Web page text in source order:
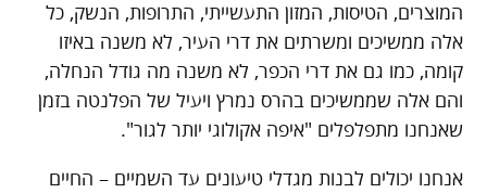
המוצרים, הטיסות, המזון התעשייתי, התרופות, הנשק, כל
אלה ממשיכים ומשרתים את דרי העיר, לא משנה באיזו
קומה, כמו גם את דרי הכפר, לא משנה מה גודל הנחלה,
והם אלה שממשיכים בהרס נמרץ ויעיל של הפלנטה בזמן
שאנחנו מתפלפלים "איפה אקולוגי יותר לגור".
אנחנו יכולים לבנות מגדלי טיעונים עד השמיים – החיים